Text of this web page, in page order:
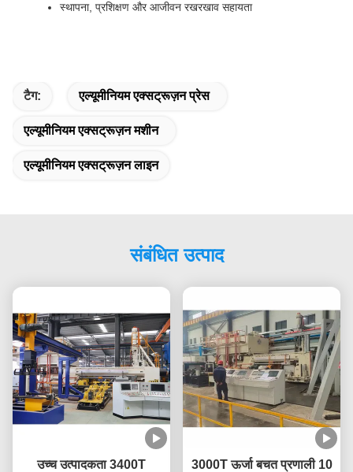
स्थापना, प्रशिक्षण और आजीवन रखरखाव सहायता
टैग: एल्यूमीनियम एक्सट्रूज़न प्रेस
एल्यूमीनियम एक्सट्रूज़न मशीन
एल्यूमीनियम एक्सट्रूज़न लाइन
संबंधित उत्पाद
उच्च उत्पादकता 3400T
3000T ऊर्जा बचत प्रणाली 10